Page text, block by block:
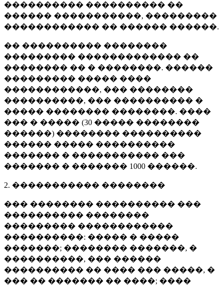
���������� ���������� ��
������ �����������, ���������
������������ �� ������ ������.
�� ���������� ��������
��������� ������������� ��
�������� �� � ��������. ������
��������� ����� ����
������������, ��� ��������
����������, ��� ���������� �
����� �������� ��������. ����
��� � ����� (30 ����� ��������
������) �������� ����������
������ ����� ����������
������� � ����������� ���
������� � ������� 1000 ������.
2. ����������� ��������
��� �������� ���������� ���
���������� ��������
��������� ������������
����������: ����� � �����
�������; �������� �������, �
����������, ��� ������
���������� �� ���� ��� �����, �
��� �� ������� �� ����; ����